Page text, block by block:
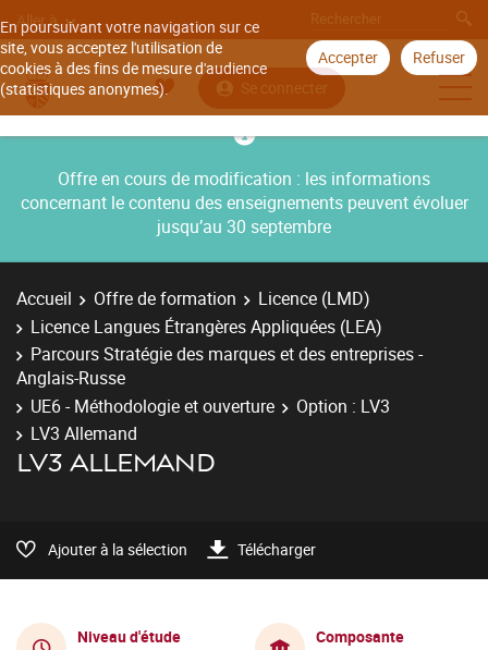
En poursuivant votre navigation sur ce
site, vous acceptez l'utilisation de
cookies à des fins de mesure d'audience
(statistiques anonymes).
Accepter Refuser
Aller à
Se connecter
Offre en cours de modification : les informations
concernant le contenu des enseignements peuvent évoluer
jusqu’au 30 septembre
Accueil Offre de formation
Licence (LMD)
Licence Langues Étrangères Appliquées (LEA)
Parcours Stratégie des marques et des entreprises -
Anglais-Russe
UE6 - Méthodologie et ouverture
Option : LV3
LV3 Allemand
LV3 ALLEMAND
Ajouter à la sélection Télécharger
Niveau d'étude
Composante